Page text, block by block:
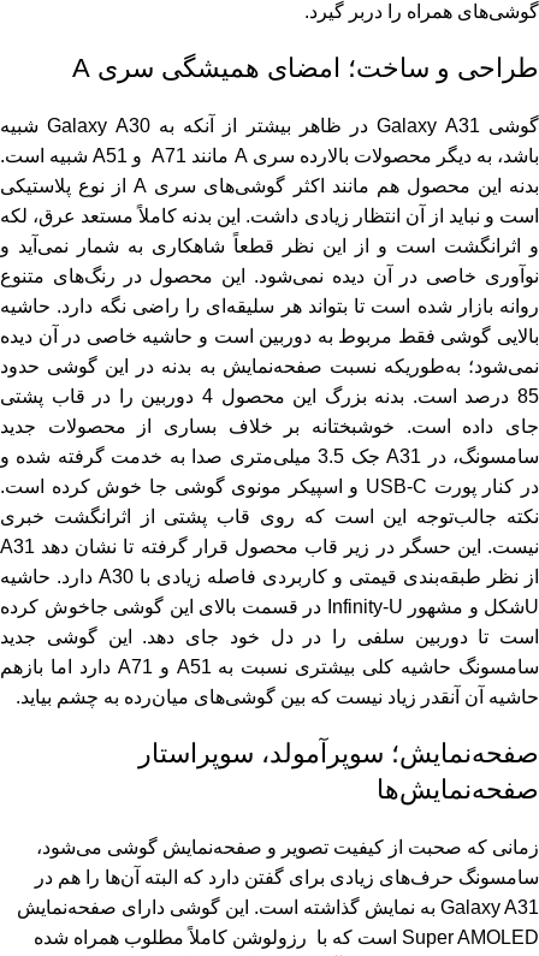
گوشی‌های همراه را دربر گیرد.
طراحی و ساخت؛ امضای همیشگی سری A
گوشی Galaxy A31 در ظاهر بیشتر از آنکه به Galaxy A30 شبیه
باشد، به دیگر محصولات بالارده سری A مانند A71 و A51 شبیه است.
بدنه این محصول هم مانند اکثر گوشی‌های سری A از نوع پلاستیکی
است و نباید از آن انتظار زیادی داشت. این بدنه کاملاً مستعد عرق، لکه
و اثرانگشت است و از این نظر قطعاً شاهکاری به شمار نمی‌آید و
نوآوری خاصی در آن دیده نمی‌شود. این محصول در رنگ‌های متنوع
روانه بازار شده است تا بتواند هر سلیقه‌ای را راضی نگه دارد. حاشیه
بالایی گوشی فقط مربوط به دوربین است و حاشیه خاصی در آن دیده
نمی‌شود؛ به‌طوریکه نسبت صفحه‌نمایش به بدنه در این گوشی حدود
85 درصد است. بدنه بزرگ این محصول 4 دوربین را در قاب پشتی
جای داده است. خوشبختانه بر خلاف بساری از محصولات جدید
سامسونگ، در A31 جک 3.5 میلی‌متری صدا به خدمت گرفته شده و
در کنار پورت USB-C و اسپیکر مونوی گوشی جا خوش کرده است.
نکته جالب‌توجه این است که روی قاب پشتی از اثرانگشت خبری
نیست. این حسگر در زیر قاب محصول قرار گرفته تا نشان دهد A31
از نظر طبقه‌بندی قیمتی و کاربردی فاصله زیادی با A30 دارد. حاشیه
Uشکل و مشهور Infinity-U در قسمت بالای این گوشی جاخوش کرده
است تا دوربین سلفی را در دل خود جای دهد. این گوشی جدید
سامسونگ حاشیه کلی بیشتری نسبت به A51 و A71 دارد اما بازهم
حاشیه آن آنقدر زیاد نیست که بین گوشی‌های میان‌رده به چشم بیاید.
صفحه‌نمایش؛ سوپرآمولد، سوپراستار
صفحه‌نمایش‌ها
زمانی که صحبت از کیفیت تصویر و صفحه‌نمایش گوشی می‌شود،
سامسونگ حرف‌های زیادی برای گفتن دارد که البته آن‌ها را هم در
Galaxy A31 به نمایش گذاشته است. این گوشی دارای صفحه‌نمایش
Super AMOLED است که با رزولوشن کاملاً مطلوب همراه شده